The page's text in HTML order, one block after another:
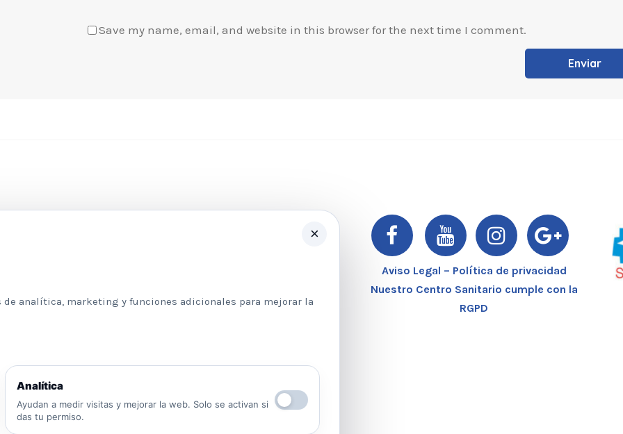
Save my name, email, and website in this browser for the next time I comment.
Responsable: Psicologos Madrid. Finalidad:
atender tu solicitud y responder a tu mensaje.
Aviso Legal – Política de privacidad
Nuestro Centro Sanitario cumple con la
RGPD
×
analítica, marketing y funciones adicionales para mejorar la
Analítica
Ayudan a medir visitas y mejorar la web. Solo se activan si
das tu permiso.